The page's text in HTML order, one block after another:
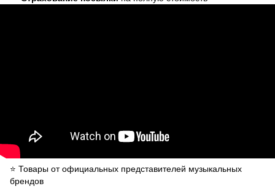
⭐️ Товары от официальных представителей музыкальных
брендов